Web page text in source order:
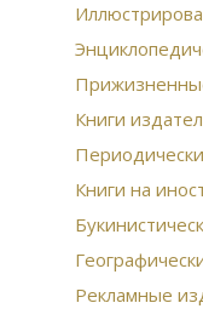
Книги
Книги на
Рекламные